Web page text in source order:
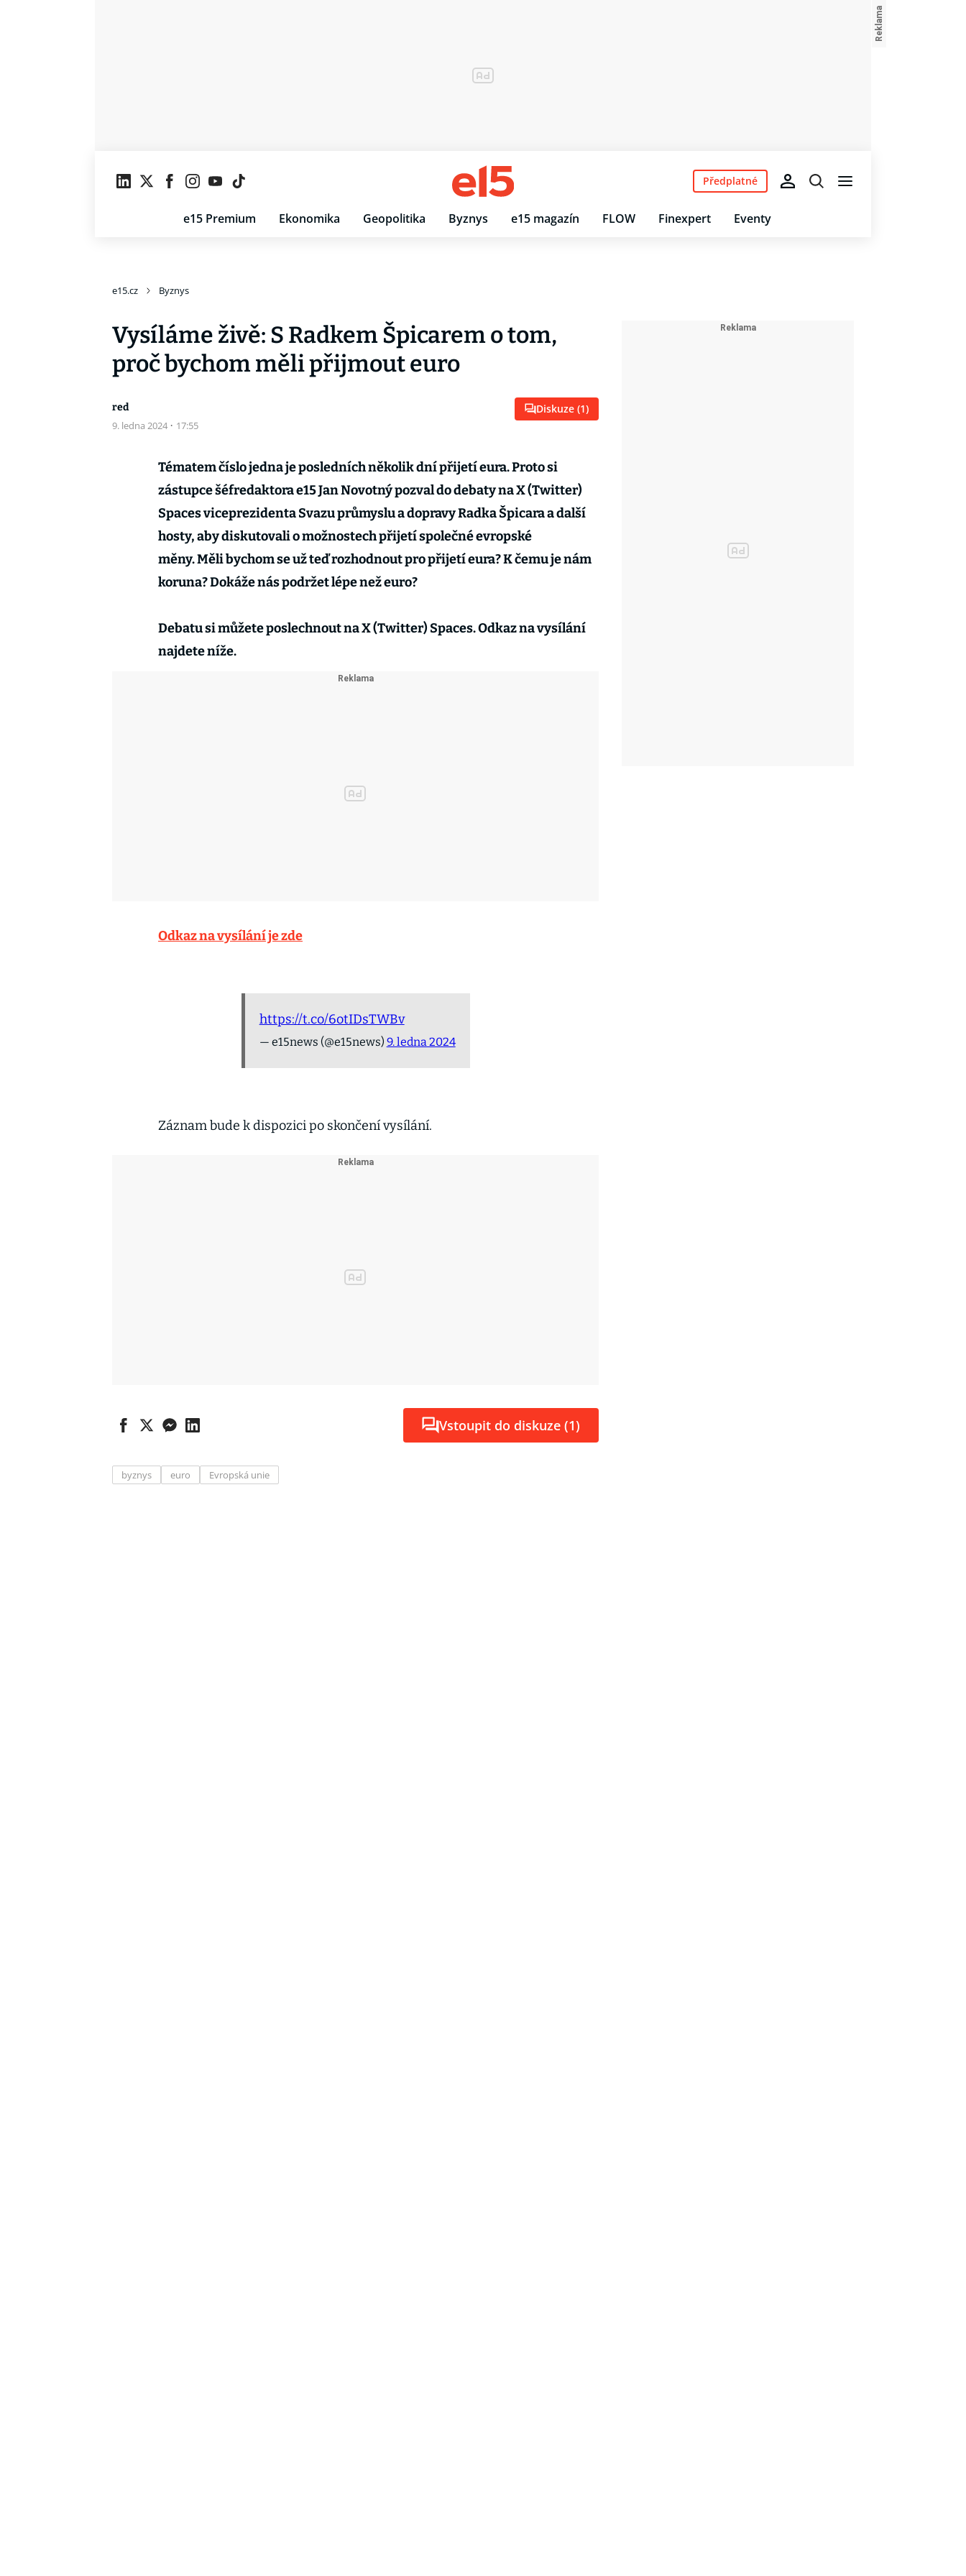
e15 Premium Ekonomika Geopolitika Byznys e15 magazín FLOW Finexpert Eventy
Předplatné
e15.cz Byznys
Vysíláme živě: S Radkem Špicarem o tom,
proč bychom měli přijmout euro
red
9. ledna 2024 · 17:55
Diskuze (1)
Tématem číslo jedna je posledních několik dní přijetí eura. Proto si
zástupce šéfredaktora e15 Jan Novotný pozval do debaty na X (Twitter)
Spaces viceprezidenta Svazu průmyslu a dopravy Radka Špicara a další
hosty, aby diskutovali o možnostech přijetí společné evropské
měny. Měli bychom se už teď rozhodnout pro přijetí eura? K čemu je nám
koruna? Dokáže nás podržet lépe než euro?
Debatu si můžete poslechnout na X (Twitter) Spaces. Odkaz na vysílání
najdete níže.
Odkaz na vysílání je zde
https://t.co/6otIDsTWBv
— e15news (@e15news) 9. ledna 2024
Záznam bude k dispozici po skončení vysílání.
Vstoupit do diskuze (1)
byznys euro Evropská unie